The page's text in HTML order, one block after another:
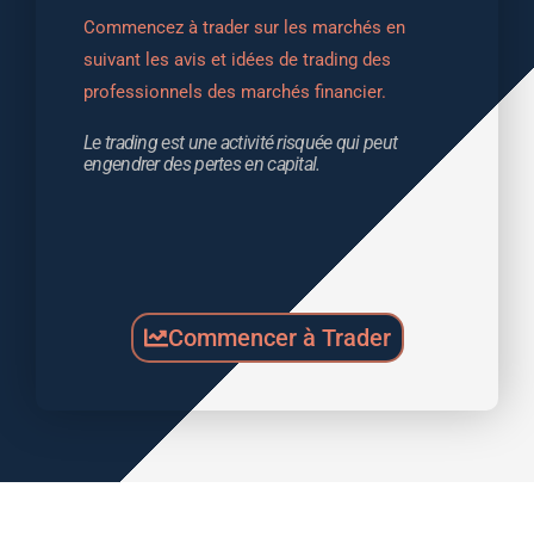
Commencez à trader sur les marchés en
suivant les avis et idées de trading des
professionnels des marchés financier.
Le trading est une activité risquée qui peut
engendrer des pertes en capital.
Commencer à Trader